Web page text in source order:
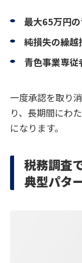
最大65万円
純損失の繰越
青色事業専従
一度承認を取り
り、長期間にわ
になります。
税務調査
典型パタ